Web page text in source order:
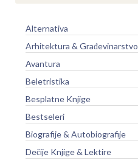
Alternativa
Arhitektura & Građevinarstvo
Avantura
Beletristika
Besplatne Knjige
Bestseleri
Biografije & Autobiografije
Dečije Knjige & Lektire